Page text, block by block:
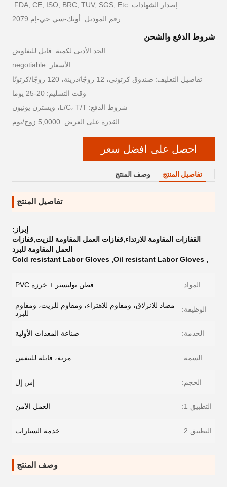
إصدار الشهادات: FDA, CE, ISO, BRC, TUV, SGS, Etc.
رقم الموديل: أوتك-سي جي-إم 2079
شروط الدفع والشحن
الحد الأدنى لكمية: قابل للتفاوض
الأسعار: negotiable
تفاصيل التغليف: صندوق كرتوني، 12 زوجًا/دزينة، 120 زوجًا/كرتونًا
وقت التسليم: 20-25 يوما
شروط الدفع: L/C، T/T، ويسترن يونيون
القدرة على العرض: 5,0000 زوج/يوم
احصل على افضل سعر
تفاصيل المنتج وصف المنتج
تفاصيل المنتج
إبراز:
القفازات المقاومة للارتداء,قفازات العمل المقاومة للزيت,قفازات
العمل المقاومة للبرد
,
Oil resistant Labor Gloves
,
Cold resistant Labor Gloves
المواد: قطن بوليستر + خرزة PVC
الوظيفة:
مضاد للانزلاق، ومقاوم للاهتراء، ومقاوم للزيت، ومقاوم
للبرد
الخدمة: صناعة المعدات الأولية
السمة: مرنة، قابلة للتنفس
الحجم: إس إل
التطبيق 1: العمل الآمن
التطبيق 2: خدمة السيارات
وصف المنتج